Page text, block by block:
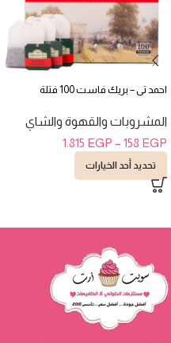
احمد تى – بريك فاست 100 فتلة
المشروبات والقهوة والشاي
158 EGP
–
1.815 EGP
تحديد أحد الخيارات